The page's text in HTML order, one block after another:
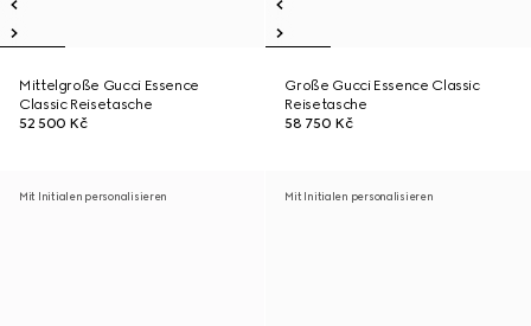
Mittelgroße Gucci Essence
Classic Reisetasche
52 500 Kč
Große Gucci Essence Classic
Reisetasche
58 750 Kč
Mit Initialen personalisieren Mit Initialen personalisieren